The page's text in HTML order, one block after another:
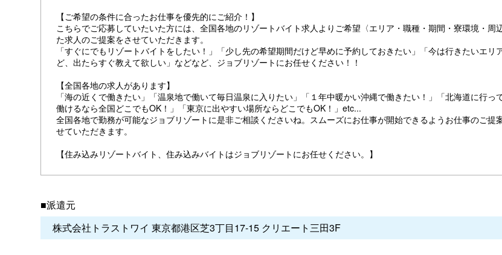
【ご希望の条件に合ったお仕事を優先的にご紹介！】
こちらでご応募していたいた方には、全国各地のリゾートバイト求人よりご希望〈エリア・職種・期間・寮環境・周
た求人のご提案をさせていただきます。
「すぐにでもリゾートバイトをしたい！」「少し先の希望期間だけど早めに予約しておきたい」「今は行きたいエリ
ど、出たらすぐ教えて欲しい」などなど、ジョブリゾートにお任せください！！
【全国各地の求人があります】
「海の近くで働きたい」「温泉地で働いて毎日温泉に入りたい」「１年中暖かい沖縄で働きたい！」「北海道に行っ
働けるなら全国どこでもOK！」「東京に出やすい場所ならどこでもOK！」etc...
全国各地で勤務が可能なジョブリゾートに是非ご相談くださいね。スムーズにお仕事が開始できるようお仕事のご提
せていただきます。
【住み込みリゾートバイト、住み込みバイトはジョブリゾートにお任せください。】
■派遣元
株式会社トラストワイ 東京都港区芝3丁目17-15 クリエート三田3F